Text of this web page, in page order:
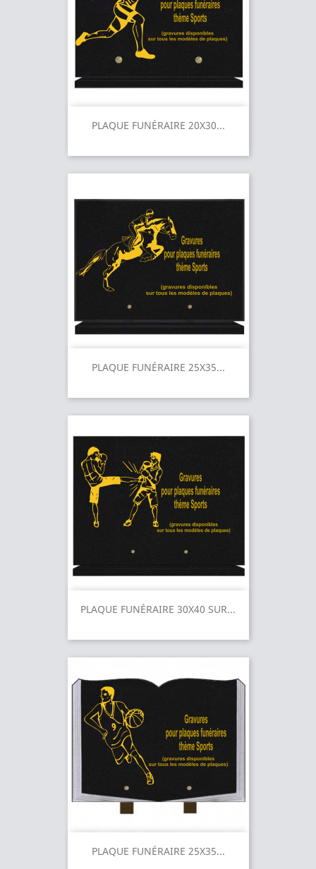
PLAQUE FUNÉRAIRE 20X30...
PLAQUE FUNÉRAIRE 25X35...
PLAQUE FUNÉRAIRE 30X40 SUR...
PLAQUE FUNÉRAIRE 25X35...